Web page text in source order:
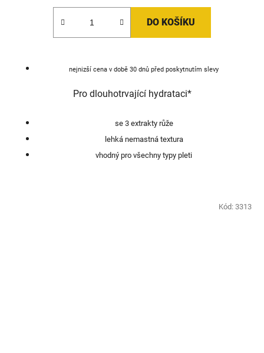
DO KOŠÍKU
nejnizší cena v době 30 dnů před poskytnutím slevy
Pro dlouhotrvající hydrataci*
se 3 extrakty růže
lehká nemastná textura
vhodný pro všechny typy pleti
Kód: 3313